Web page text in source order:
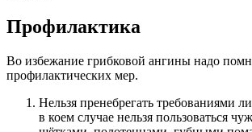
Профилактика
Во избежание грибковой ангины надо
профилактических мер.
Нельзя пренебрегать требованиями
в коем случае нельзя пользоваться